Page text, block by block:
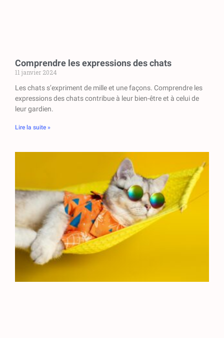
Comprendre les expressions des chats
11 janvier 2024
Les chats s’expriment de mille et une façons. Comprendre les
expressions des chats contribue à leur bien-être et à celui de
leur gardien.
Lire la suite »